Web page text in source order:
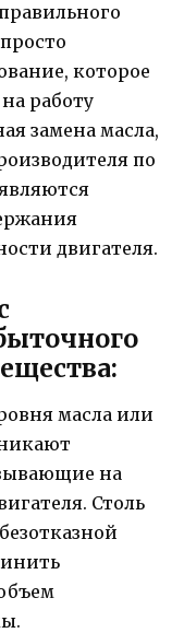
которое
работу
замена масла,
по
двигателя.
масла или
на
Столь